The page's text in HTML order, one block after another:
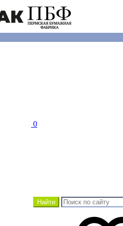
0
Найти